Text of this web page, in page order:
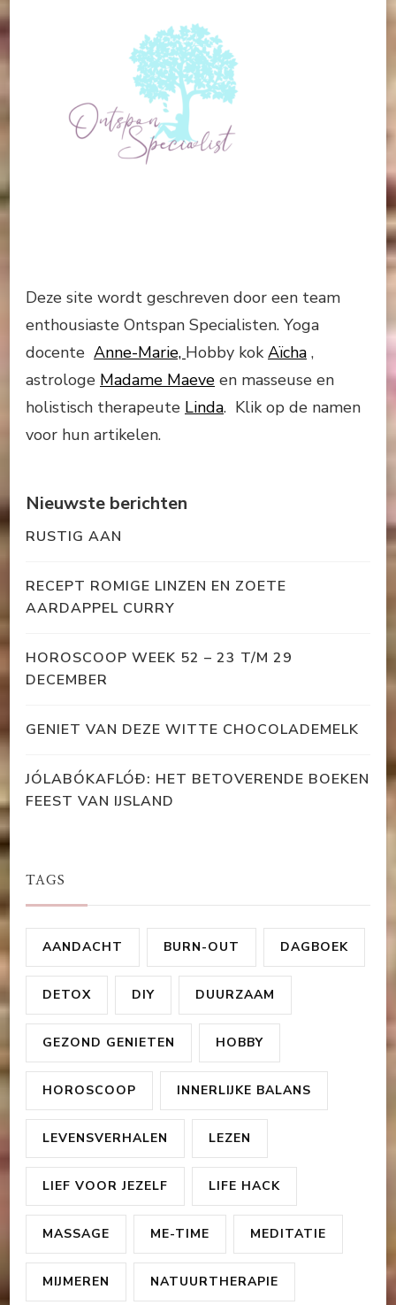
Deze site wordt geschreven door een team
enthousiaste Ontspan Specialisten. Yoga
docente Anne-Marie, Hobby kok Aïcha ,
astrologe Madame Maeve en masseuse en
holistisch therapeute Linda. Klik op de namen
voor hun artikelen.
Nieuwste berichten
RUSTIG AAN
RECEPT ROMIGE LINZEN EN ZOETE
AARDAPPEL CURRY
HOROSCOOP WEEK 52 – 23 T/M 29
DECEMBER
GENIET VAN DEZE WITTE CHOCOLADEMELK
JÓLABÓKAFLÓÐ: HET BETOVERENDE BOEKEN
FEEST VAN IJSLAND
TAGS
AANDACHT BURN-OUT DAGBOEK
DETOX DIY DUURZAAM
GEZOND GENIETEN HOBBY
HOROSCOOP INNERLIJKE BALANS
LEVENSVERHALEN LEZEN
LIEF VOOR JEZELF LIFE HACK
MASSAGE ME-TIME MEDITATIE
MIJMEREN NATUURTHERAPIE